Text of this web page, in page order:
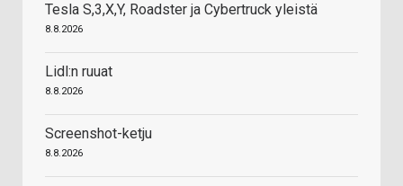
Tesla S,3,X,Y, Roadster ja Cybertruck yleistä
8.8.2026
Lidl:n ruuat
8.8.2026
Screenshot-ketju
8.8.2026